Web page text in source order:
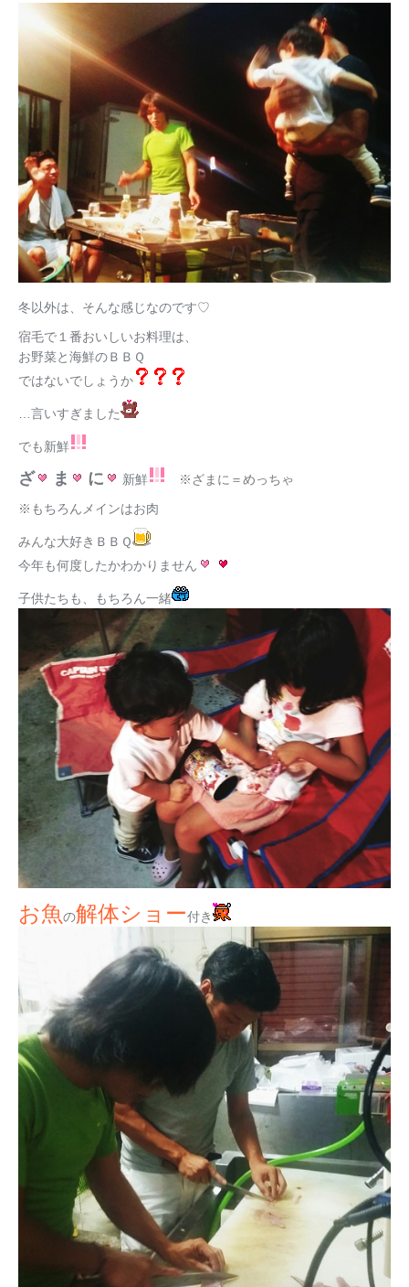
冬以外は、そんな感じなのです♡
宿毛で１番おいしいお料理は、
お野菜と海鮮のＢＢＱ
ではないでしょうか
…言いすぎました
でも新鮮
ざ ま に 新鮮
※ざまに＝めっちゃ
※もちろんメインはお肉
みんな大好きＢＢＱ
今年も何度したかわかりません
子供たちも、もちろん一緒
お魚の解体ショー付き